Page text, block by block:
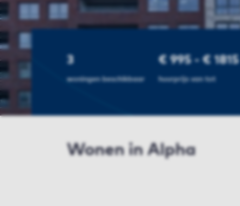
3
woningen beschikbaar
€ 995 - € 1815
huurprijs van tot
Wonen in Alpha